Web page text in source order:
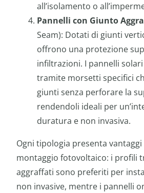
all’isolamento o
Pannelli con Giunto
Seam): Dotati di giunti
offrono una protezione
infiltrazioni. I pannelli
tramite morsetti specifici
giunti senza perforare la
rendendoli ideali per
duratura e non invasiva.
Ogni tipologia presenta
montaggio fotovoltaico: i profili
aggraffati sono preferiti per
non invasive, mentre i pannelli